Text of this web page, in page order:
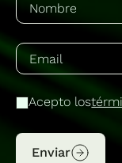
Acepto los
Enviar